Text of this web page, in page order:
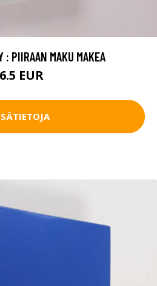
: PIIRAAN MAKU MAKEA
6.5 EUR